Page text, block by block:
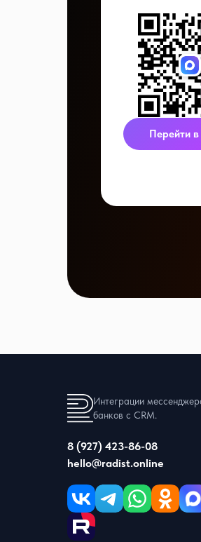
Перейти
Интеграции
банков с CRM.
8 (927) 423-86-08
hello@radist.online